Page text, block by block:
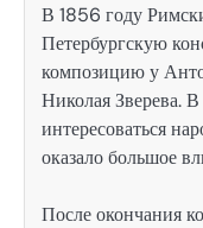
В 1856 году
Петербургскую
композицию у
Николая Зверева.
интересоваться
оказало большое
После окончания